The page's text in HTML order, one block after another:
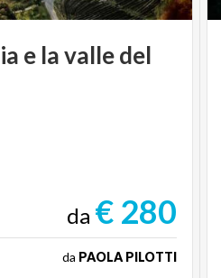
e lavalledel
da € 280
da PAOLA PILOTTI